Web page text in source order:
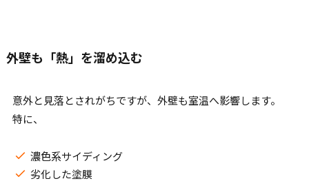
外壁も「熱」を溜め込む
意外と見落とされがちですが、外壁も室温へ影響します。
特に、
濃色系サイディング
劣化した塗膜